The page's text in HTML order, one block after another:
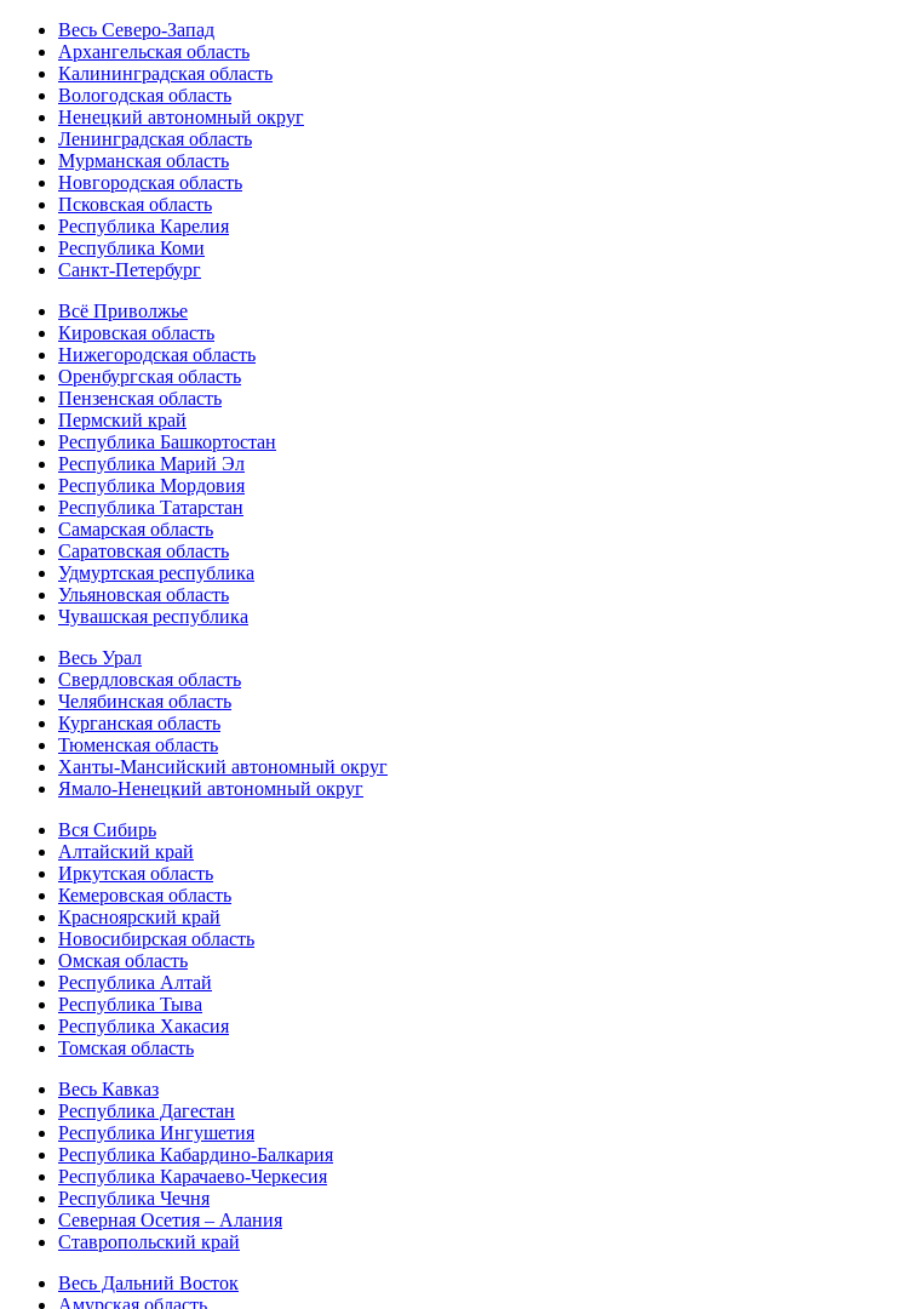
Весь Северо-Запад
Архангельская область
Калининградская область
Вологодская область
Ненецкий автономный округ
Ленинградская область
Мурманская область
Новгородская область
Псковская область
Республика Карелия
Республика Коми
Санкт-Петербург
Всё Приволжье
Кировская область
Нижегородская область
Оренбургская область
Пензенская область
Пермский край
Республика Башкортостан
Республика Марий Эл
Республика Мордовия
Республика Татарстан
Самарская область
Саратовская область
Удмуртская республика
Ульяновская область
Чувашская республика
Весь Урал
Свердловская область
Челябинская область
Курганская область
Тюменская область
Ханты-Мансийский автономный округ
Ямало-Ненецкий автономный округ
Вся Сибирь
Алтайский край
Иркутская область
Кемеровская область
Красноярский край
Новосибирская область
Омская область
Республика Алтай
Республика Тыва
Республика Хакасия
Томская область
Весь Кавказ
Республика Дагестан
Республика Ингушетия
Республика Кабардино-Балкария
Республика Карачаево-Черкесия
Республика Чечня
Северная Осетия – Алания
Ставропольский край
Весь Дальний Восток
Амурская область